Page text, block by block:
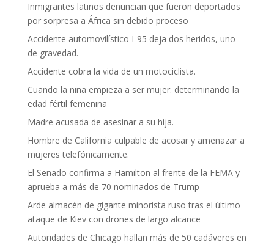
Inmigrantes latinos denuncian que fueron deportados
por sorpresa a África sin debido proceso
Accidente automovilístico I-95 deja dos heridos, uno
de gravedad.
Accidente cobra la vida de un motociclista.
Cuando la niña empieza a ser mujer: determinando la
edad fértil femenina
Madre acusada de asesinar a su hija.
Hombre de California culpable de acosar y amenazar a
mujeres telefónicamente.
El Senado confirma a Hamilton al frente de la FEMA y
aprueba a más de 70 nominados de Trump
Arde almacén de gigante minorista ruso tras el último
ataque de Kiev con drones de largo alcance
Autoridades de Chicago hallan más de 50 cadáveres en